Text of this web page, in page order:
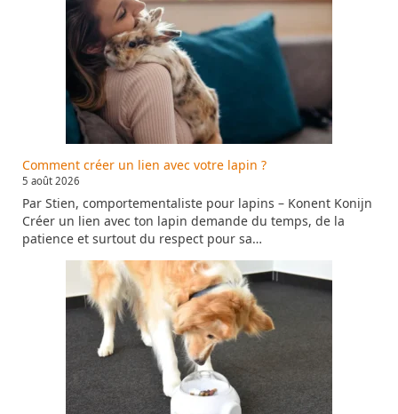
Comment créer un lien avec votre lapin ?
5 août 2026
Par Stien, comportementaliste pour lapins – Konent Konijn
Créer un lien avec ton lapin demande du temps, de la
patience et surtout du respect pour sa…